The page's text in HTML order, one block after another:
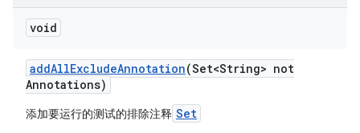
void
addAllExcludeAnnotation(Set<String> not
Annotations)
添加要运行的测试的排除注释 Set